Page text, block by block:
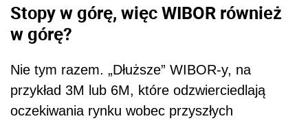
Stopy w górę, więc WIBOR również
w górę?
Nie tym razem. „Dłuższe” WIBOR-y, na
przykład 3M lub 6M, które odzwierciedlają
oczekiwania rynku wobec przyszłych